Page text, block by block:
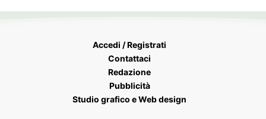
Accedi / Registrati
Contattaci
Redazione
Pubblicità
Studio grafico e Web design